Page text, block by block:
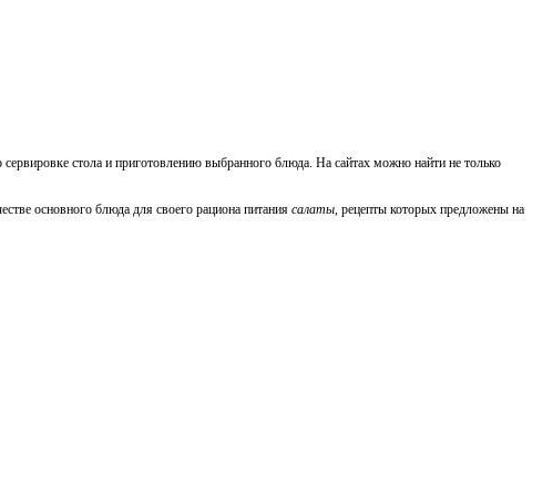
стола и приготовлению выбранного блюда. На сайтах можно найти не только
основного блюда для своего рациона питания салаты, рецепты которых предложены на